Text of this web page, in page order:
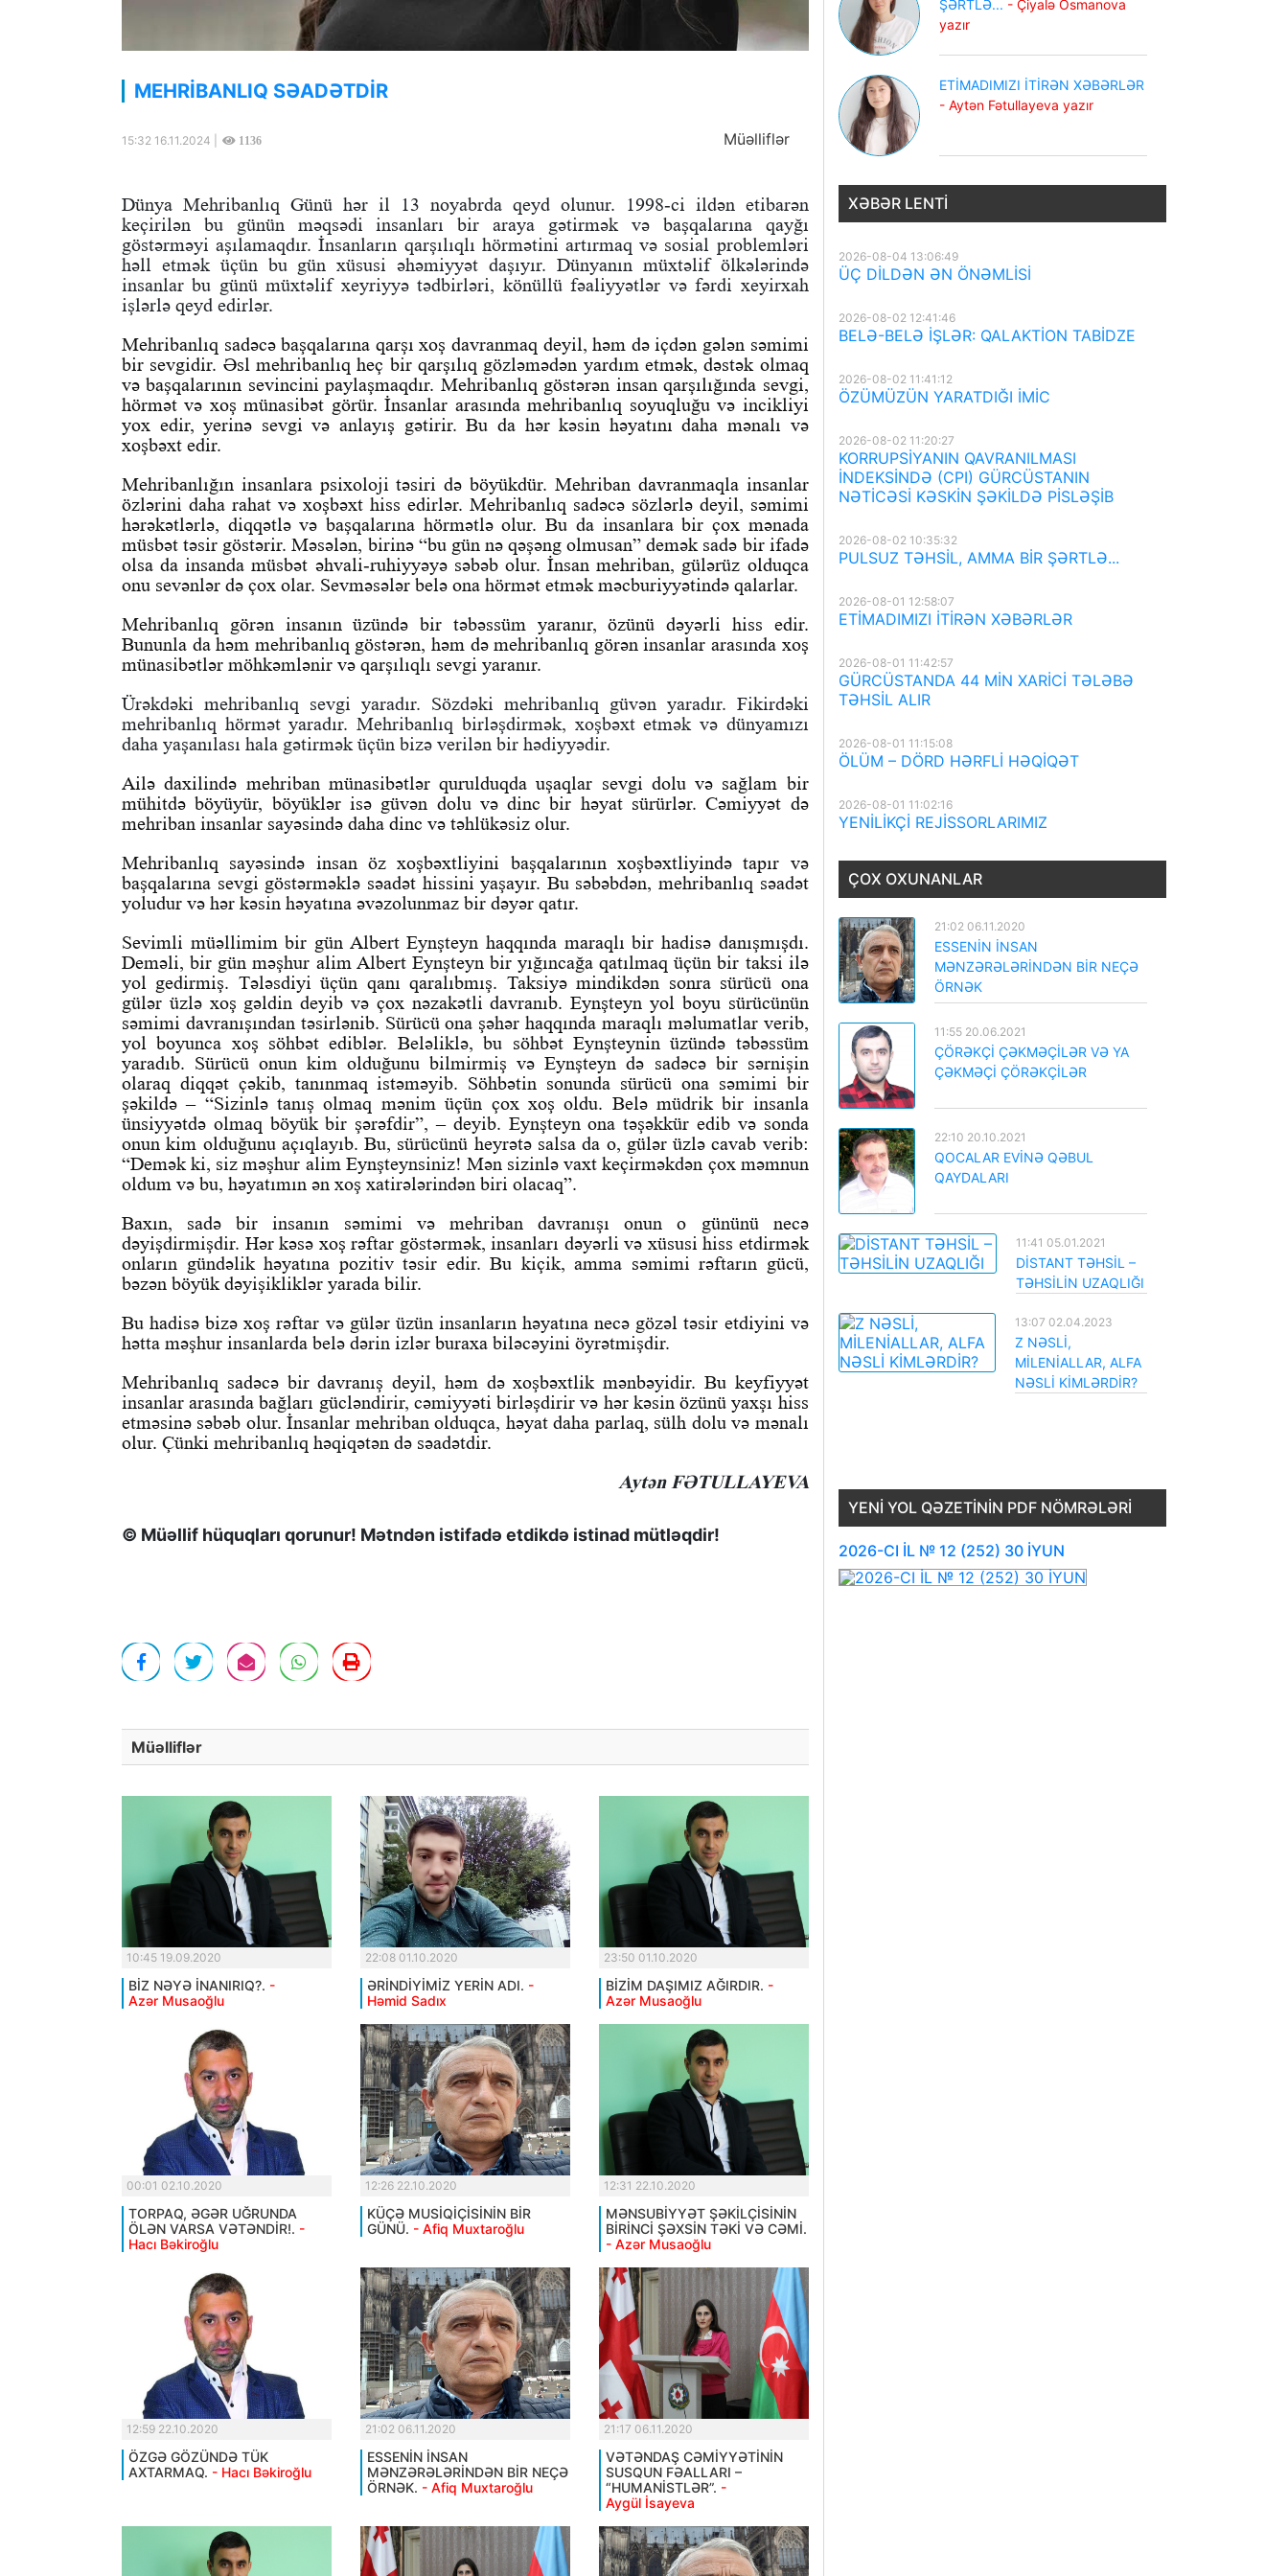
MEHRİBANLIQ SƏADƏTDİR
15:32 16.11.2024 | 1136 Müəlliflər
Dünya Mehribanlıq Günü hər il 13 noyabrda qeyd olunur. 1998-ci ildən etibarən
keçirilən bu günün məqsədi insanları bir araya gətirmək və başqalarına qayğı
göstərməyi aşılamaqdır. İnsanların qarşılıqlı hörmətini artırmaq və sosial problemləri
həll etmək üçün bu gün xüsusi əhəmiyyət daşıyır. Dünyanın müxtəlif ölkələrində
insanlar bu günü müxtəlif xeyriyyə tədbirləri, könüllü fəaliyyətlər və fərdi xeyirxah
işlərlə qeyd edirlər.
Mehribanlıq sadəcə başqalarına qarşı xoş davranmaq deyil, həm də içdən gələn səmimi
bir sevgidir. Əsl mehribanlıq heç bir qarşılıq gözləmədən yardım etmək, dəstək olmaq
və başqalarının sevincini paylaşmaqdır. Mehribanlıq göstərən insan qarşılığında sevgi,
hörmət və xoş münasibət görür. İnsanlar arasında mehribanlıq soyuqluğu və incikliyi
yox edir, yerinə sevgi və anlayış gətirir. Bu da hər kəsin həyatını daha mənalı və
xoşbəxt edir.
Mehribanlığın insanlara psixoloji təsiri də böyükdür. Mehriban davranmaqla insanlar
özlərini daha rahat və xoşbəxt hiss edirlər. Mehribanlıq sadəcə sözlərlə deyil, səmimi
hərəkətlərlə, diqqətlə və başqalarına hörmətlə olur. Bu da insanlara bir çox mənada
müsbət təsir göstərir. Məsələn, birinə “bu gün nə qəşəng olmusan” demək sadə bir ifadə
olsa da insanda müsbət əhvali-ruhiyyəyə səbəb olur. İnsan mehriban, gülərüz olduqca
onu sevənlər də çox olar. Sevməsələr belə ona hörmət etmək məcburiyyətində qalarlar.
Mehribanlıq görən insanın üzündə bir təbəssüm yaranır, özünü dəyərli hiss edir.
Bununla da həm mehribanlıq göstərən, həm də mehribanlıq görən insanlar arasında xoş
münasibətlər möhkəmlənir və qarşılıqlı sevgi yaranır.
Ürəkdəki mehribanlıq sevgi yaradır. Sözdəki mehribanlıq güvən yaradır. Fikirdəki
mehribanlıq hörmət yaradır. Mehribanlıq birləşdirmək, xoşbəxt etmək və dünyamızı
daha yaşanılası hala gətirmək üçün bizə verilən bir hədiyyədir.
Ailə daxilində mehriban münasibətlər qurulduqda uşaqlar sevgi dolu və sağlam bir
mühitdə böyüyür, böyüklər isə güvən dolu və dinc bir həyat sürürlər. Cəmiyyət də
mehriban insanlar sayəsində daha dinc və təhlükəsiz olur.
Mehribanlıq sayəsində insan öz xoşbəxtliyini başqalarının xoşbəxtliyində tapır və
başqalarına sevgi göstərməklə səadət hissini yaşayır. Bu səbəbdən, mehribanlıq səadət
yoludur və hər kəsin həyatına əvəzolunmaz bir dəyər qatır.
Sevimli müəllimim bir gün Albert Eynşteyn haqqında maraqlı bir hadisə danışmışdı.
Deməli, bir gün məşhur alim Albert Eynşteyn bir yığıncağa qatılmaq üçün bir taksi ilə
yol gedirmiş. Tələsdiyi üçün qanı qaralıbmış. Taksiyə mindikdən sonra sürücü ona
gülər üzlə xoş gəldin deyib və çox nəzakətli davranıb. Eynşteyn yol boyu sürücünün
səmimi davranışından təsirlənib. Sürücü ona şəhər haqqında maraqlı məlumatlar verib,
yol boyunca xoş söhbət ediblər. Beləliklə, bu söhbət Eynşteynin üzündə təbəssüm
yaradıb. Sürücü onun kim olduğunu bilmirmiş və Eynşteyn də sadəcə bir sərnişin
olaraq diqqət çəkib, tanınmaq istəməyib. Söhbətin sonunda sürücü ona səmimi bir
şəkildə – “Sizinlə tanış olmaq mənim üçün çox xoş oldu. Belə müdrik bir insanla
ünsiyyətdə olmaq böyük bir şərəfdir”, – deyib. Eynşteyn ona təşəkkür edib və sonda
onun kim olduğunu açıqlayıb. Bu, sürücünü heyrətə salsa da o, gülər üzlə cavab verib:
“Demək ki, siz məşhur alim Eynşteynsiniz! Mən sizinlə vaxt keçirməkdən çox məmnun
oldum və bu, həyatımın ən xoş xatirələrindən biri olacaq”.
Baxın, sadə bir insanın səmimi və mehriban davranışı onun o gününü necə
dəyişdirmişdir. Hər kəsə xoş rəftar göstərmək, insanları dəyərli və xüsusi hiss etdirmək
onların gündəlik həyatına pozitiv təsir edir. Bu kiçik, amma səmimi rəftarın gücü,
bəzən böyük dəyişikliklər yarada bilir.
Bu hadisə bizə xoş rəftar və gülər üzün insanların həyatına necə gözəl təsir etdiyini və
hətta məşhur insanlarda belə dərin izlər buraxa biləcəyini öyrətmişdir.
Mehribanlıq sadəcə bir davranış deyil, həm də xoşbəxtlik mənbəyidir. Bu keyfiyyət
insanlar arasında bağları gücləndirir, cəmiyyəti birləşdirir və hər kəsin özünü yaxşı hiss
etməsinə səbəb olur. İnsanlar mehriban olduqca, həyat daha parlaq, sülh dolu və mənalı
olur. Çünki mehribanlıq həqiqətən də səadətdir.
Aytən FƏTULLAYEVA
© Müəllif hüquqları qorunur! Mətndən istifadə etdikdə istinad mütləqdir!
Müəlliflər
10:45 19.09.2020
BİZ NƏYƏ İNANIRIQ?. -
Azər Musaoğlu
22:08 01.10.2020
ƏRİNDİYİMİZ YERİN ADI. -
Həmid Sadıx
23:50 01.10.2020
BİZİM DAŞIMIZ AĞIRDIR. -
Azər Musaoğlu
00:01 02.10.2020
TORPAQ, ƏGƏR UĞRUNDA
ÖLƏN VARSA VƏTƏNDİR!. -
Hacı Bəkiroğlu
12:26 22.10.2020
KÜÇƏ MUSİQİÇİSİNİN BİR
GÜNÜ. - Afiq Muxtaroğlu
12:31 22.10.2020
MƏNSUBİYYƏT ŞƏKİLÇİSİNİN
BİRİNCİ ŞƏXSİN TƏKİ VƏ CƏMİ.
- Azər Musaoğlu
12:59 22.10.2020
ÖZGƏ GÖZÜNDƏ TÜK
AXTARMAQ. - Hacı Bəkiroğlu
21:02 06.11.2020
ESSENİN İNSAN
MƏNZƏRƏLƏRİNDƏN BİR NEÇƏ
ÖRNƏK. - Afiq Muxtaroğlu
21:17 06.11.2020
VƏTƏNDAŞ CƏMİYYƏTİNİN
SUSQUN FƏALLARI –
“HUMANİSTLƏR”. -
Aygül İsayeva
ŞƏRTLƏ... - Çiyalə Osmanova
yazır
ETİMADIMIZI İTİRƏN XƏBƏRLƏR
- Aytən Fətullayeva yazır
XƏBƏR LENTI
2026-08-04 13:06:49
ÜÇ DİLDƏN ƏN ÖNƏMLİSİ
2026-08-02 12:41:46
BELƏ-BELƏ İŞLƏR: QALAKTİON TABİDZE
2026-08-02 11:41:12
ÖZÜMÜZÜN YARATDIĞI İMİC
2026-08-02 11:20:27
KORRUPSİYANIN QAVRANILMASI
İNDEKSİNDƏ (CPI) GÜRCÜSTANIN
NƏTİCƏSİ KƏSKİN ŞƏKİLDƏ PİSLƏŞİB
2026-08-02 10:35:32
PULSUZ TƏHSİL, AMMA BİR ŞƏRTLƏ...
2026-08-01 12:58:07
ETİMADIMIZI İTİRƏN XƏBƏRLƏR
2026-08-01 11:42:57
GÜRCÜSTANDA 44 MİN XARİCİ TƏLƏBƏ
TƏHSİL ALIR
2026-08-01 11:15:08
ÖLÜM – DÖRD HƏRFLİ HƏQİQƏT
2026-08-01 11:02:16
YENİLİKÇİ REJİSSORLARIMIZ
ÇOX OXUNANLAR
21:02 06.11.2020
ESSENİN İNSAN
MƏNZƏRƏLƏRİNDƏN BİR NEÇƏ
ÖRNƏK
11:55 20.06.2021
ÇÖRƏKÇİ ÇƏKMƏÇİLƏR VƏ YA
ÇƏKMƏÇİ ÇÖRƏKÇİLƏR
22:10 20.10.2021
QOCALAR EVİNƏ QƏBUL
QAYDALARI
11:41 05.01.2021
DİSTANT TƏHSİL –
TƏHSİLİN UZAQLIĞI
13:07 02.04.2023
Z NƏSLİ,
MİLENİALLAR, ALFA
NƏSLİ KİMLƏRDİR?
YENI YOL QƏZETININ PDF NÖMRƏLƏRI
2026-CI İL № 12 (252) 30 İYUN